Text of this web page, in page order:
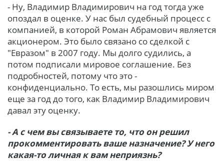
- Ну, Владимир Владимирович на год тогда уже
опоздал в оценке. У нас был судебный процесс с
компанией, в которой Роман Абрамович является
акционером. Это было связано со сделкой с
"Евразом" в 2007 году. Мы долго судились, а
потом подписали мировое соглашение. Без
подробностей, потому что это -
конфиденциально. То есть, мы разошлись миром
еще за год до того, как Владимир Владимирович
давал эту оценку.
- А с чем вы связываете то, что он решил
прокомментировать ваше назначение? У него
какая-то личная к вам неприязнь?